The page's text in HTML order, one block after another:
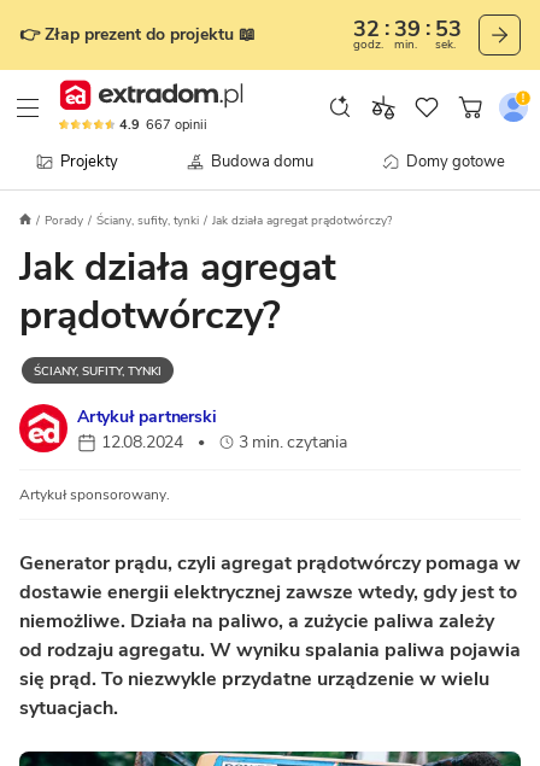
👉 Złap prezent do projektu 📖 32
godz.
39
min.
52
sek.
4.9 667 opinii
Projekty Budowa domu Domy gotowe
Porady Ściany, sufity, tynki Jak działa agregat prądotwórczy?
Jak działa agregat
prądotwórczy?
ŚCIANY, SUFITY, TYNKI
Artykuł partnerski
12.08.2024
• 3 min. czytania
Artykuł sponsorowany.
Generator prądu, czyli agregat prądotwórczy pomaga w
dostawie energii elektrycznej zawsze wtedy, gdy jest to
niemożliwe. Działa na paliwo, a zużycie paliwa zależy
od rodzaju agregatu. W wyniku spalania paliwa pojawia
się prąd. To niezwykle przydatne urządzenie w wielu
sytuacjach.